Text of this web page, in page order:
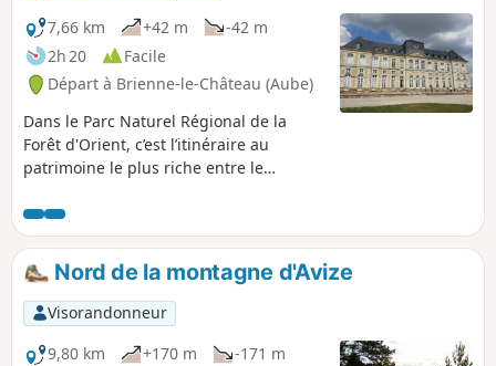
7,66 km
+42 m
-42 m
2h 20
Facile
Départ à Brienne-le-Château (Aube)
Dans le Parc Naturel Régional de la
Forêt d'Orient, c’est l’itinéraire au
patrimoine le plus riche entre le
Château et l’Écomusée à Brienne-la-
Vieille. La nature réserve aussi bien des
surprises avec un arborétum
spectaculaire, une pelouse à orchidées,
les bords de l’Aube et l’allée forestière
du château.
Nord de la montagne d'Avize
Visorandonneur
9,80 km
+170 m
-171 m